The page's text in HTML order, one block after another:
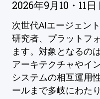
2026年9月10・11日
次世代AIエージェン
研究者、プラットフ
ます。対象となるの
アーキテクチャやイ
システムの相互運用
ールまで多岐にわたり